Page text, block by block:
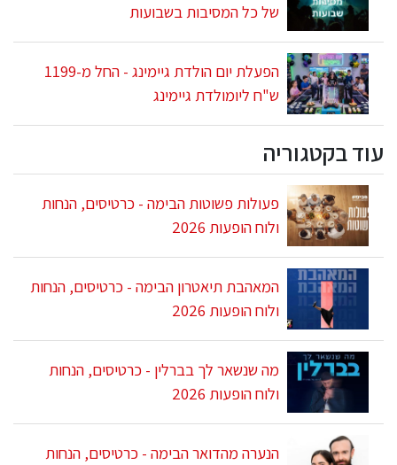
של כל המסיבות בשבועות
הפעלת יום הולדת גיימינג - החל מ-1199
ש"ח ליומולדת גיימינג
עוד בקטגוריה
פעולות פשוטות הבימה - כרטיסים, הנחות
ולוח הופעות 2026
המאהבת תיאטרון הבימה - כרטיסים, הנחות
ולוח הופעות 2026
מה שנשאר לך בברלין - כרטיסים, הנחות
ולוח הופעות 2026
הנערה מהדואר הבימה - כרטיסים, הנחות